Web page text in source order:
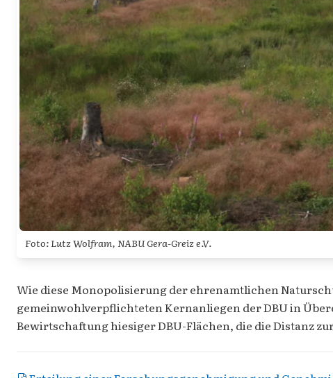
Foto: Lutz Wolfram, NABU Gera-Greiz e.V.
Wie diese Monopolisierung der ehrenamtlichen
gemeinwohlverpflichteten Kernanliegen der DBU in
Bewirtschaftung hiesiger DBU-Flächen, die die Distanz